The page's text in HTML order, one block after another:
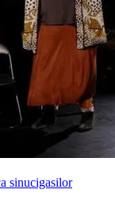
sinucigasilor